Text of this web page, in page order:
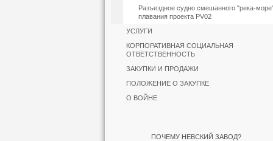
Разъездное судно смешанного "река-
плавания проекта PV02
УСЛУГИ
КОРПОРАТИВНАЯ СОЦИАЛЬНАЯ
ОТВЕТСТВЕННОСТЬ
ЗАКУПКИ И ПРОДАЖИ
ПОЛОЖЕНИЕ О ЗАКУПКЕ
О ВОЙНЕ
ПОЧЕМУ НЕВСКИЙ ЗАВОД?